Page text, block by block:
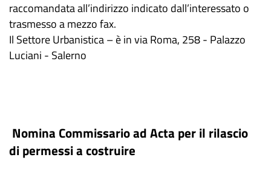
raccomandata all’indirizzo indicato dall’interessato o
trasmesso a mezzo fax.
Il Settore Urbanistica – è in via Roma, 258 - Palazzo
Luciani - Salerno
Nomina Commissario ad Acta per il rilascio
di permessi a costruire